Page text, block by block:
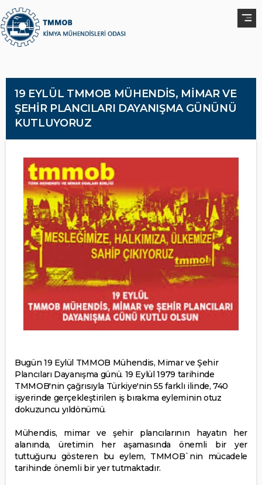
19 EYLÜL TMMOB MÜHENDİS, MİMAR VE
ŞEHİR PLANCILARI DAYANIŞMA GÜNÜNÜ
KUTLUYORUZ
Bugün 19 Eylül TMMOB Mühendis, Mimar ve Şehir
Plancıları Dayanışma günü. 19 Eylül 1979 tarihinde
TMMOB'nin çağrısıyla Türkiye'nin 55 farklı ilinde, 740
işyerinde gerçekleştirilen iş bırakma eyleminin otuz
dokuzuncu yıldönümü.
Mühendis, mimar ve şehir plancılarının hayatın her
alanında, üretimin her aşamasında önemli bir yer
tuttuğunu gösteren bu eylem, TMMOB`nin mücadele
tarihinde önemli bir yer tutmaktadır.